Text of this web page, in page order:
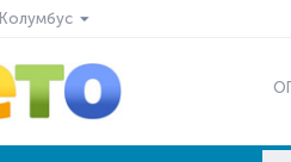
Колумбус